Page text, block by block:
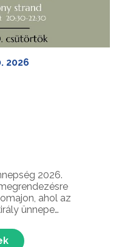
2026
2026.
ahol az
ünnepe